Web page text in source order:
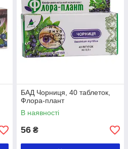
БАД Чорниця, 40 таблеток,
Флора-плант
В наявності
56 ₴